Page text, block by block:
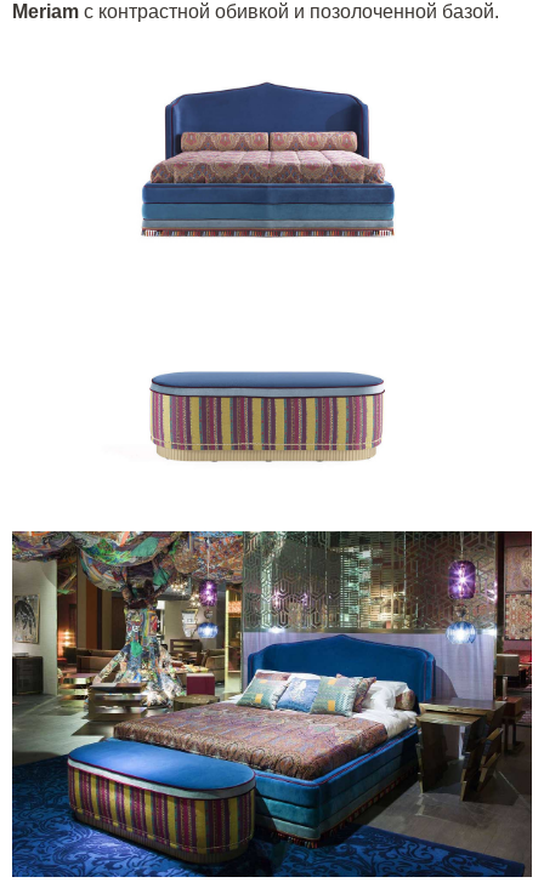
Meriam с контрастной обивкой и позолоченной базой.